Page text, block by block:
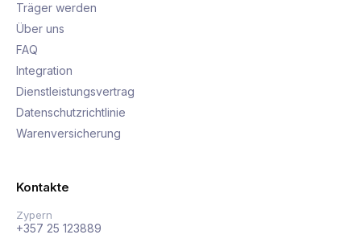
Träger werden
Über uns
FAQ
Integration
Dienstleistungsvertrag
Datenschutzrichtlinie
Warenversicherung
Kontakte
Zypern
+357 25 123889